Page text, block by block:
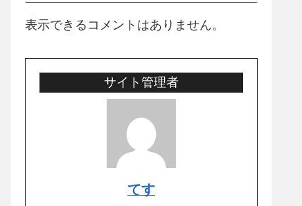
表示できるコメントはありません。
サイト管理者
てす